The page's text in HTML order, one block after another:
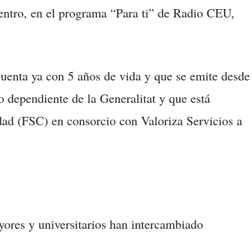
en el programa “Para ti” de Radio CEU,
ya con 5 años de vida y que se emite desde
de la Generalitat y que está
(FSC) en consorcio con Valoriza Servicios a
y universitarios han intercambiado